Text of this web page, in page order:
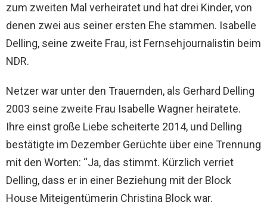
zum zweiten Mal verheiratet und hat drei Kinder, von
denen zwei aus seiner ersten Ehe stammen. Isabelle
Delling, seine zweite Frau, ist Fernsehjournalistin beim
NDR.
Netzer war unter den Trauernden, als Gerhard Delling
2003 seine zweite Frau Isabelle Wagner heiratete.
Ihre einst große Liebe scheiterte 2014, und Delling
bestätigte im Dezember Gerüchte über eine Trennung
mit den Worten: “Ja, das stimmt. Kürzlich verriet
Delling, dass er in einer Beziehung mit der Block
House Miteigentümerin Christina Block war.